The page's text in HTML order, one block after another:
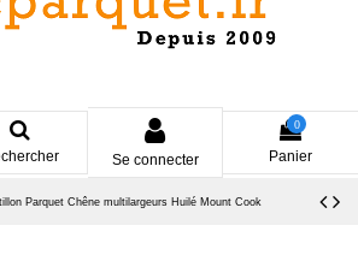
Se connecter
0
Panier
Parquet Chêne multilargeurs Huilé Mount Cook